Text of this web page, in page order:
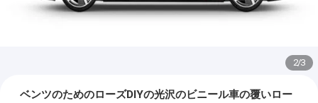
2/3
ベンツのためのローズDIYの光沢のビニール車の覆いロー